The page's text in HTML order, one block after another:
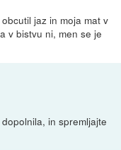
jaz in moja mat v
v bistvu ni, men se je
in spremljajte